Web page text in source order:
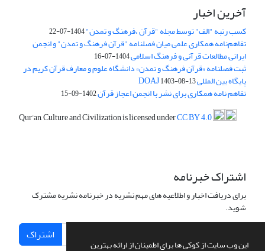
این وب سایت از کوکی ها برای اطمینان از ارائه بهترین
آخرین اخبار
کسب رتبه "الف" توسط مجله "قرآن ،فرهنگ و تمدن"1404-07-22
تفاهم‌نامه همکاری علمی میان فصلنامه "قرآن فرهنگ و تمدن" و انجمن
ایرانی مطالعات قرآنی و فرهنگ اسلامی1404-07-16
ثبت فصلنامه «قرآن فرهنگ و تمدن» دانشگاه علوم و معارف قرآن کریم در
پایگاه بین المللی DOAJ1403-08-13
تفاهم نامه همکاری برای نشر با انجمن اعجاز قرآن1402-09-15
Qur'an, Culture and Civilization is licensed underCC BY 4.0
اشتراک خبرنامه
برای دریافت اخبار و اطلاعیه های مهم نشریه در خبرنامه نشریه مشترک
شوید.
اشتراک